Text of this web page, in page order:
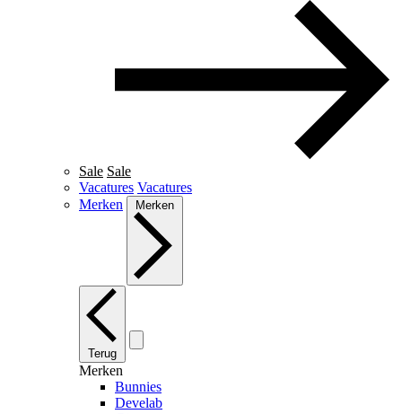
Sale Sale
Vacatures Vacatures
Merken
Merken
Terug
Merken
Bunnies
Develab